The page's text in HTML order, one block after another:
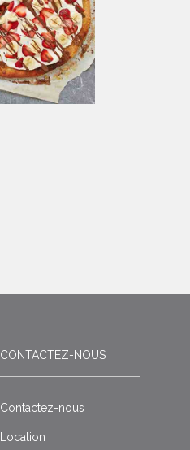
CONTACTEZ-NOUS
Contactez-nous
Location